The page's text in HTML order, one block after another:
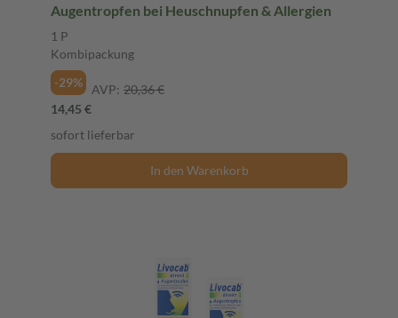
Augentropfen bei Heuschnupfen & Allergien
1 P
Kombipackung
-29%
AVP: 20,36 €
14,45 €
sofort lieferbar
In den Warenkorb